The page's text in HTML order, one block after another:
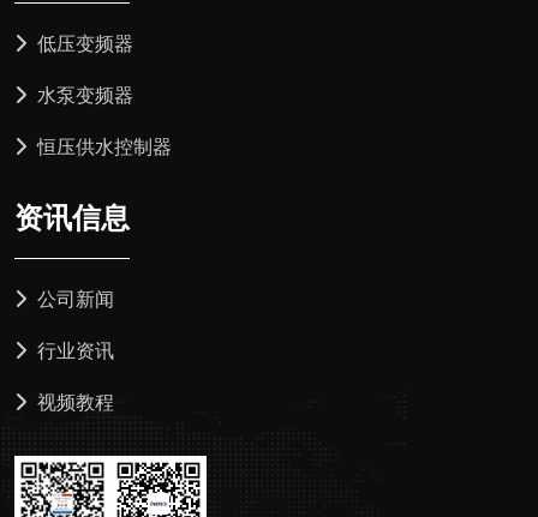
低压变频器
水泵变频器
恒压供水控制器
资讯信息
公司新闻
行业资讯
视频教程